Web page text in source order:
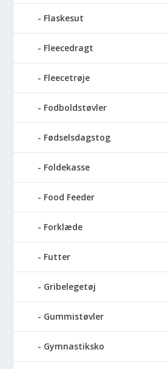
Flaskesut
Fleecedragt
Fleecetrøje
Fodboldstøvler
Fødselsdagstog
Foldekasse
Food Feeder
Forklæde
Futter
Gribelegetøj
Gummistøvler
Gymnastiksko